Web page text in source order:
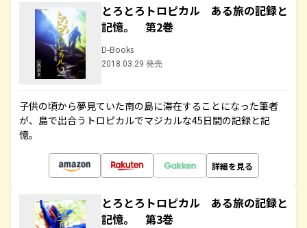
とろとろトロピカル ある旅の記録と
記憶。 第2巻
D-Books
2018.03.29 発売
子供の頃から夢見ていた南の島に滞在することになった筆者
が、島で出合うトロピカルでマジカルな45日間の記録と記
憶。
詳細を見る
とろとろトロピカル ある旅の記録と
記憶。 第3巻